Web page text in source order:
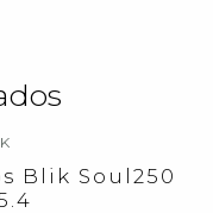
Blik Soul250